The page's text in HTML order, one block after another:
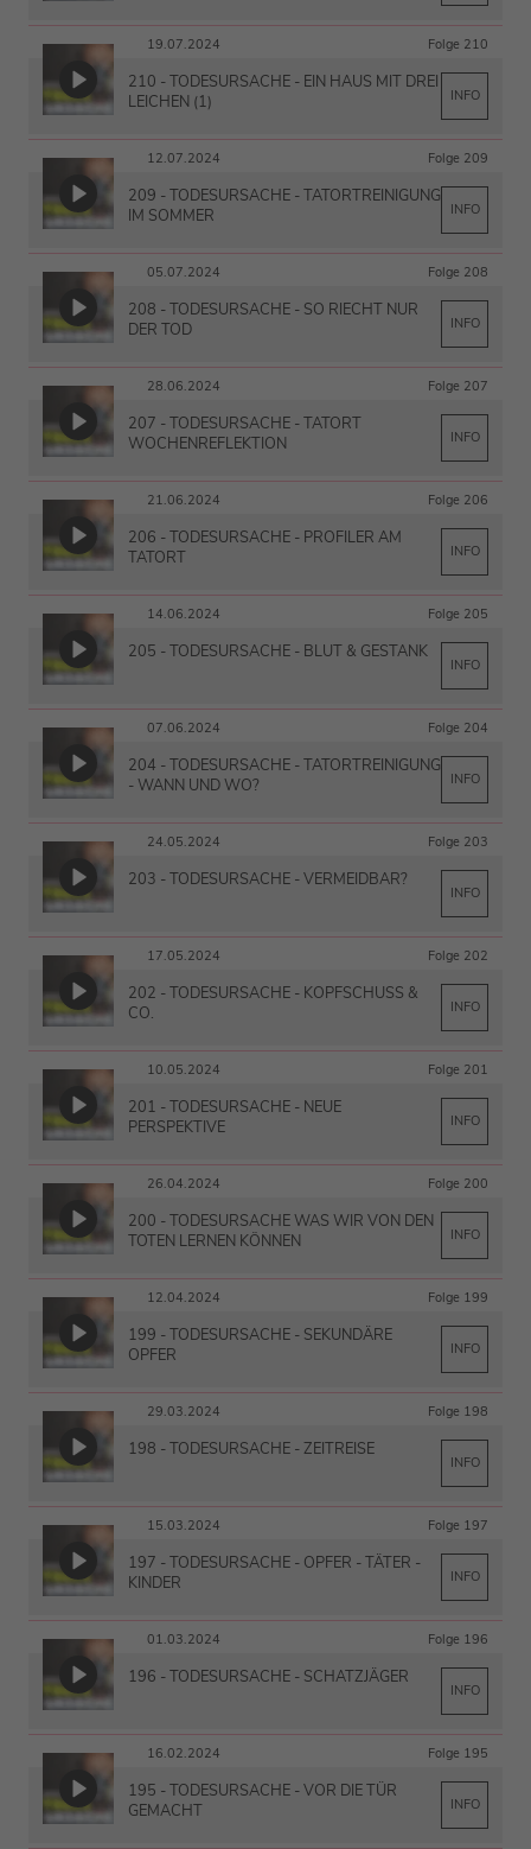
19.07.2024 Folge 210
210 - TODESURSACHE - EIN HAUS MIT DREI
LEICHEN (1)
INFO
12.07.2024 Folge 209
209 - TODESURSACHE - TATORTREINIGUNG
IM SOMMER
INFO
05.07.2024 Folge 208
208 - TODESURSACHE - SO RIECHT NUR
DER TOD
INFO
28.06.2024 Folge 207
207 - TODESURSACHE - TATORT
WOCHENREFLEKTION
INFO
21.06.2024 Folge 206
206 - TODESURSACHE - PROFILER AM
TATORT
INFO
14.06.2024 Folge 205
205 - TODESURSACHE - BLUT & GESTANK
INFO
07.06.2024 Folge 204
204 - TODESURSACHE - TATORTREINIGUNG
- WANN UND WO?
INFO
24.05.2024 Folge 203
203 - TODESURSACHE - VERMEIDBAR?
INFO
17.05.2024 Folge 202
202 - TODESURSACHE - KOPFSCHUSS &
CO.
INFO
10.05.2024 Folge 201
201 - TODESURSACHE - NEUE
PERSPEKTIVE
INFO
26.04.2024 Folge 200
200 - TODESURSACHE WAS WIR VON DEN
TOTEN LERNEN KÖNNEN
INFO
12.04.2024 Folge 199
199 - TODESURSACHE - SEKUNDÄRE
OPFER
INFO
29.03.2024 Folge 198
198 - TODESURSACHE - ZEITREISE
INFO
15.03.2024 Folge 197
197 - TODESURSACHE - OPFER - TÄTER -
KINDER
INFO
01.03.2024 Folge 196
196 - TODESURSACHE - SCHATZJÄGER
INFO
16.02.2024 Folge 195
195 - TODESURSACHE - VOR DIE TÜR
GEMACHT
INFO